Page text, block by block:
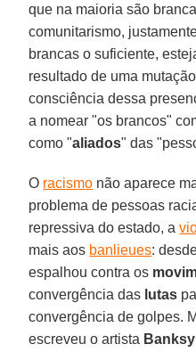
que na maioria são
comunitarismo,
brancas o suficiente,
resultado de uma
consciência dessa
a nomear "os brancos"
como "aliados" das
O racismo não aparece
problema de pessoas
repressiva do estado, a
mais aos banlieues:
espalhou contra os
convergência das lutas
convergência de golpes.
escreveu o artista Banksy